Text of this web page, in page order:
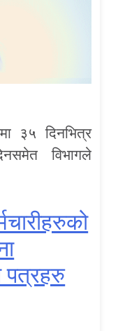
३५ दिनभित्र
विभागले
पत्रहरु